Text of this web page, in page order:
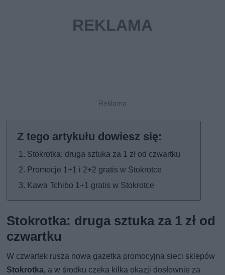
Stokrotka: druga sztuka za 1 zł od czwartku
Promocje 1+1 i 2+2 gratis w Stokrotce
Kawa Tchibo 1+1 gratis w Stokrotce
Stokrotka: druga sztuka za 1 zł od
czwartku
W czwartek rusza nowa gazetka promocyjna sieci sklepów
Stokrotka, a w środku czeka kilka okazji dosłownie za